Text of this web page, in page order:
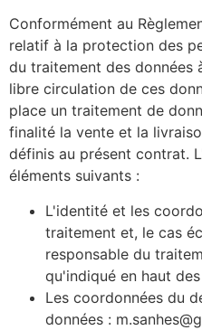
Conformément au
relatif à la protection des
du traitement des données
libre circulation de ces
place un traitement de
finalité la vente et la
définis au présent contrat.
éléments suivants :
L'identité et les
traitement et, le cas
responsable du
qu'indiqué en haut
Les coordonnées du
données :